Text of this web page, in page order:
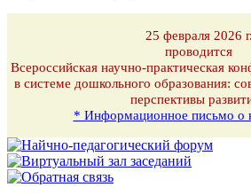
25 февраля 2026 г.
проводится
Всероссийская научно-практическая
в системе дошкольного образования:
перспективы
* Информационное письмо о